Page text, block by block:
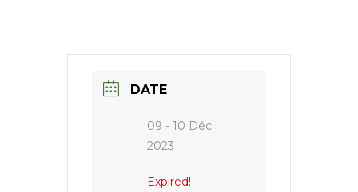
DATE
09 - 10 Déc
2023
Expired!